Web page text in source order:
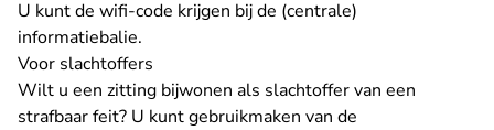
U kunt de wifi-code krijgen bij de (centrale)
informatiebalie.
Voor slachtoffers
Wilt u een zitting bijwonen als slachtoffer van een
strafbaar feit? U kunt gebruikmaken van de